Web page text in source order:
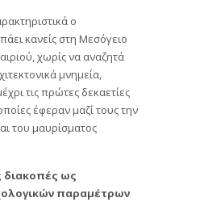
ο
κανείς στη Μεσόγειο
χωρίς να αναζητά
μνημεία,
τις πρώτες δεκαετίες
έφεραν μαζί τους την
του μαυρίσματος
διακοπές ως
παραμέτρων